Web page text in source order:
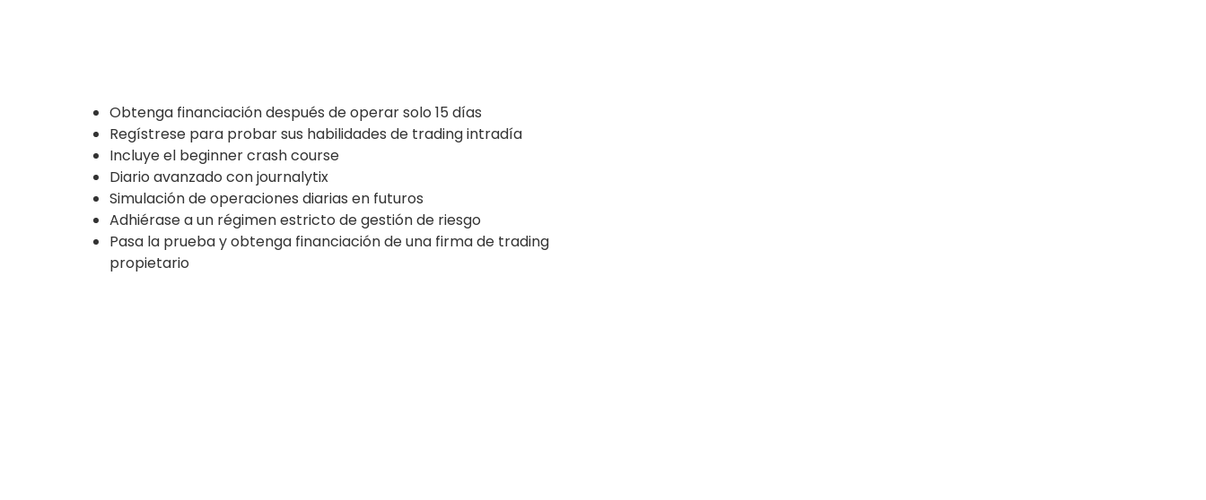
Obtenga financiación después de operar solo 15 días
Regístrese para probar sus habilidades de trading intradía
Incluye el beginner crash course
Diario avanzado con journalytix
Simulación de operaciones diarias en futuros
Adhiérase a un régimen estricto de gestión de riesgo
Pasa la prueba y obtenga financiación de una firma de trading
propietario